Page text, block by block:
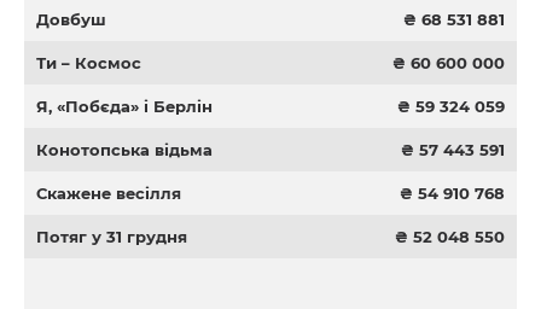
Довбуш ₴ 68 531 881
Ти – Космос ₴ 60 600 000
Я, «Побєда» і Берлін ₴ 59 324 059
Конотопська відьма ₴ 57 443 591
Скажене весілля ₴ 54 910 768
Потяг у 31 грудня ₴ 52 048 550